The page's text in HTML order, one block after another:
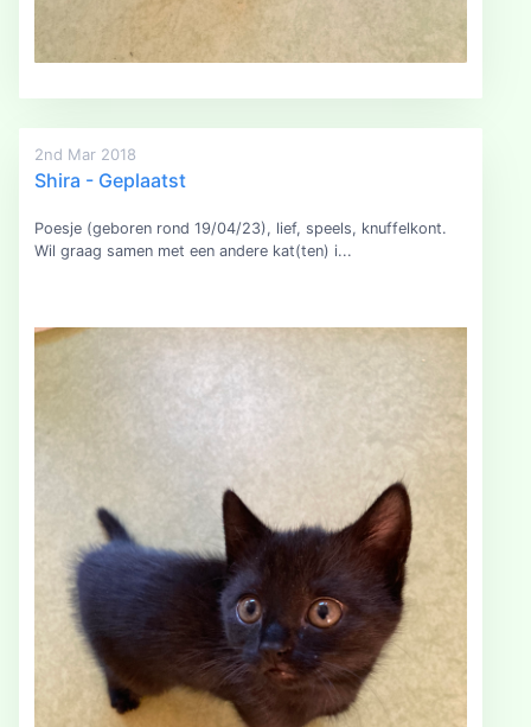
2nd Mar 2018
Shira - Geplaatst
Poesje (geboren rond 19/04/23), lief, speels, knuffelkont.
Wil graag samen met een andere kat(ten) i...